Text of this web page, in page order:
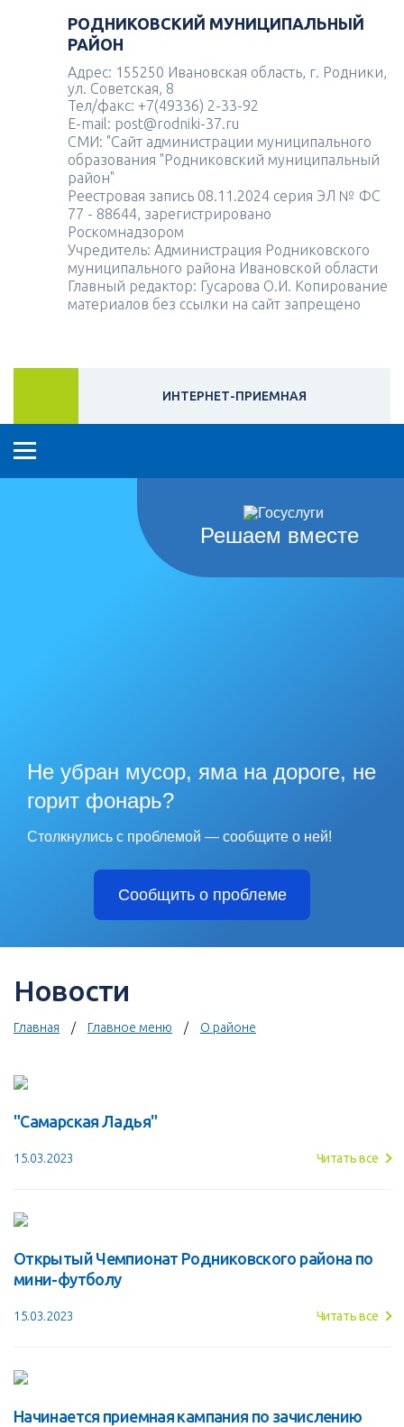
РОДНИКОВСКИЙ МУНИЦИПАЛЬНЫЙ
РАЙОН
Адрес: 155250 Ивановская область, г. Родники,
ул. Советская, 8
Тел/факс: +7(49336) 2-33-92
E-mail: post@rodniki-37.ru
СМИ: "Сайт администрации муниципального
образования "Родниковский муниципальный
район"
Реестровая запись 08.11.2024 серия ЭЛ № ФС
77 - 88644, зарегистрировано
Роскомнадзором
Учредитель: Администрация Родниковского
муниципального района Ивановской области
Главный редактор: Гусарова О.И. Копирование
материалов без ссылки на сайт запрещено
ИНТЕРНЕТ-ПРИЕМНАЯ
Решаем вместе
Не убран мусор, яма на дороге, не
горит фонарь?
Столкнулись с проблемой — сообщите о ней!
Сообщить о проблеме
Новости
Главная Главное меню О районе
"Самарская Ладья"
15.03.2023 Читать все
Открытый Чемпионат Родниковского района по
мини-футболу
15.03.2023 Читать все
Начинается приемная кампания по зачислению